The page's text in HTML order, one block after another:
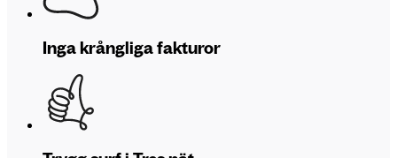
Inga krångliga fakturor